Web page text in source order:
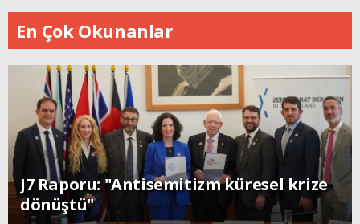
En Çok Okunanlar
J7 Raporu: "Antisemitizm küresel krize
dönüştü"